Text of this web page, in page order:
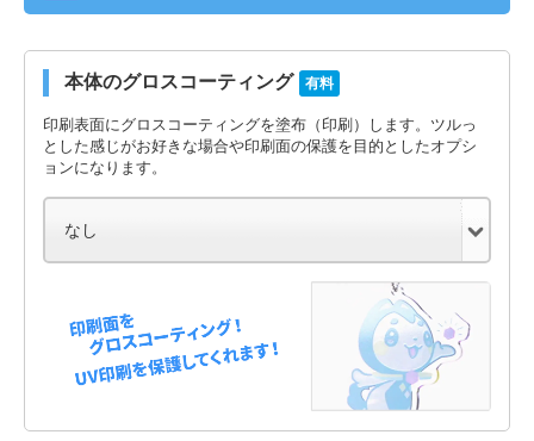
本体のグロスコーティング 有料
印刷表面にグロスコーティングを塗布（印刷）します。ツルっ
とした感じがお好きな場合や印刷面の保護を目的としたオプシ
ョンになります。